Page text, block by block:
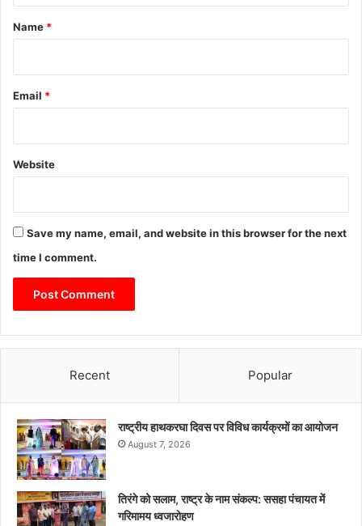
*
Name *
Email *
Website
Save my name, email, and website in this browser for the next
time I comment.
Recent Popular
राष्ट्रीय हाथकरघा दिवस पर विविध कार्यक्रमों का आयोजन
August 7, 2026
तिरंगे को सलाम, राष्ट्र के नाम संकल्प: ससहा पंचायत में
गरिमामय ध्वजारोहण